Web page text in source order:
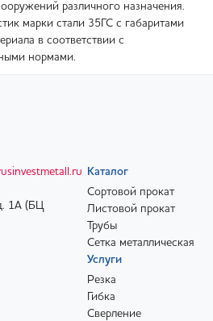
различного назначения.
марки стали 35ГС с габаритами
в соответствии с
нормами.
1А (БЦ
Каталог
Сортовой прокат
Листовой прокат
Трубы
Сетка металлическая
Услуги
Резка
Гибка
Сверление